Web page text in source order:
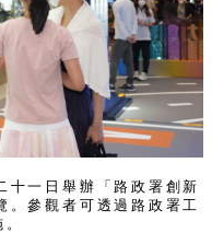
十一日舉辦「路政署創新
。參觀者可透過路政署工